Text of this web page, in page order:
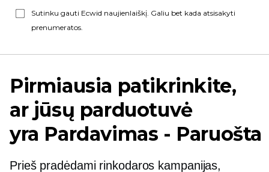
Sutinku gauti Ecwid naujienlaiškį. Galiu bet kada atsisakyti
prenumeratos.
Pirmiausia patikrinkite,
ar jūsų parduotuvė
yra Pardavimas - Paruošta
Prieš pradėdami rinkodaros kampanijas,